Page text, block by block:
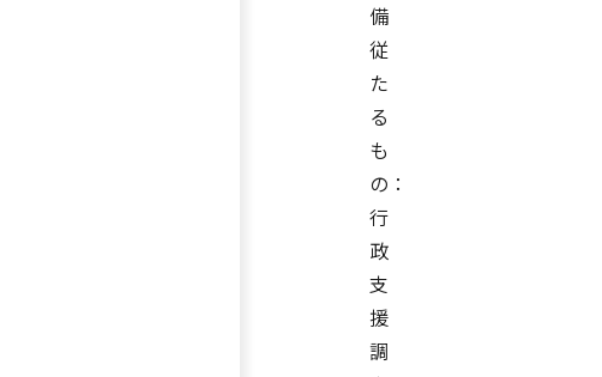
備
従
た
る
も
の：
行
政
支
援
調